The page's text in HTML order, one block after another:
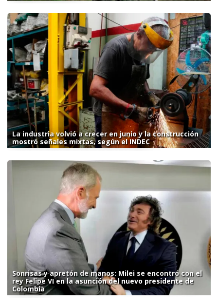
La industria volvió a crecer en junio y la construcción
mostró señales mixtas, según el INDEC
Sonrisas y apretón de manos: Milei se encontró con el
rey Felipe VI en la asunción del nuevo presidente de
Colombia